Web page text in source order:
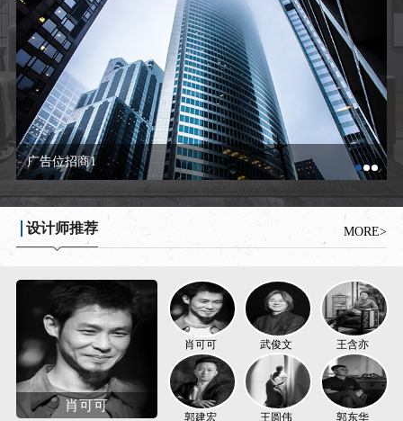
广告位招商2
设计师推荐 MORE>
肖可可
肖可可 武俊文 王含亦
郭建宏 王圆伟 郭东华